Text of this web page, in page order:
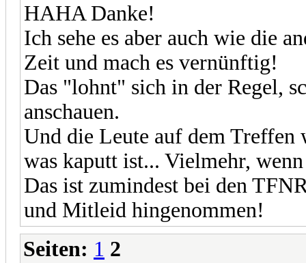
HAHA Danke!
Ich sehe es aber auch wie die
Zeit und mach es vernünftig!
Das "lohnt" sich in der Regel,
anschauen.
Und die Leute auf dem
was kaputt ist... Vielmehr,
Das ist zumindest bei den
und Mitleid hingenommen!
Seiten: 1 2